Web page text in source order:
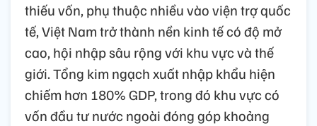
thiếu vốn, phụ thuộc nhiều vào viện trợ quốc
tế, Việt Nam trở thành nền kinh tế có độ mở
cao, hội nhập sâu rộng với khu vực và thế
giới. Tổng kim ngạch xuất nhập khẩu hiện
chiếm hơn 180% GDP, trong đó khu vực có
vốn đầu tư nước ngoài đóng góp khoảng